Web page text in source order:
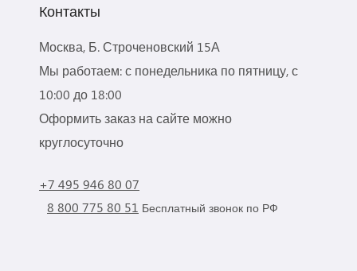
Контакты
Москва, Б. Строченовский 15А
Мы работаем: с понедельника по пятницу, с
10:00 до 18:00
Оформить заказ на сайте можно
круглосуточно
+7 495 946 80 07
8 800 775 80 51 Бесплатный звонок по РФ